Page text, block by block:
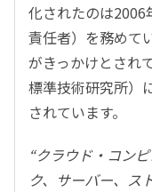
化されたのは2006
責任者）を務めて
がきっかけとされ
標準技術研究所）
されています。
“クラウド・コン
ク、サーバー、ス